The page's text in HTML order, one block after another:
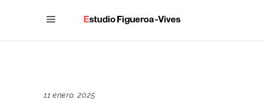
11 enero, 2025